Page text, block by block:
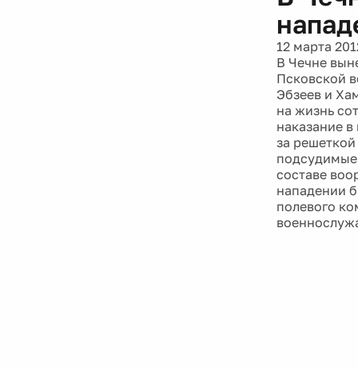
12 марта
В Чечне
Псковской
Эбзеев и
на жизнь
наказание
за
подсудимые
составе
нападении
полевого